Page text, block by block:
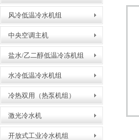
风冷低温冷水机组
中央空调主机
盐水/乙二醇低温冷冻机组
水冷低温冷水机组
冷热双用（热泵机组）
激光冷水机
开放式工业冷水机组
冷凝器生产车间